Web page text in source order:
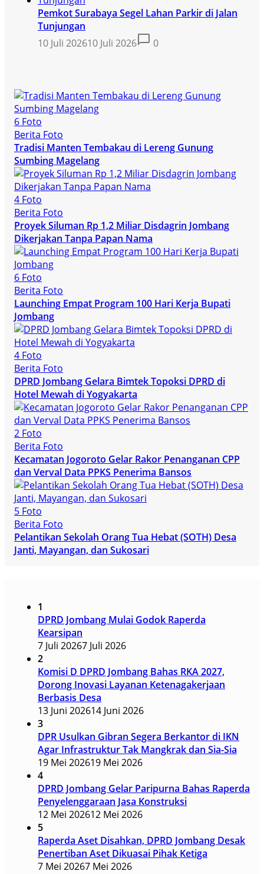
Pemkot Surabaya Segel Lahan Parkir di Jalan
Tunjungan
10 Juli 202610 Juli 2026 0
6 Foto
Berita Foto
Tradisi Manten Tembakau di Lereng Gunung
Sumbing Magelang
4 Foto
Berita Foto
Proyek Siluman Rp 1,2 Miliar Disdagrin Jombang
Dikerjakan Tanpa Papan Nama
6 Foto
Berita Foto
Launching Empat Program 100 Hari Kerja Bupati
Jombang
4 Foto
Berita Foto
DPRD Jombang Gelara Bimtek Topoksi DPRD di
Hotel Mewah di Yogyakarta
2 Foto
Berita Foto
Kecamatan Jogoroto Gelar Rakor Penanganan CPP
dan Verval Data PPKS Penerima Bansos
5 Foto
Berita Foto
Pelantikan Sekolah Orang Tua Hebat (SOTH) Desa
Janti, Mayangan, dan Sukosari
1
DPRD Jombang Mulai Godok Raperda
Kearsipan
7 Juli 20267 Juli 2026
2
Komisi D DPRD Jombang Bahas RKA 2027,
Dorong Inovasi Layanan Ketenagakerjaan
Berbasis Desa
13 Juni 202614 Juni 2026
3
DPR Usulkan Gibran Segera Berkantor di IKN
Agar Infrastruktur Tak Mangkrak dan Sia-Sia
19 Mei 202619 Mei 2026
4
DPRD Jombang Gelar Paripurna Bahas Raperda
Penyelenggaraan Jasa Konstruksi
12 Mei 202612 Mei 2026
5
Raperda Aset Disahkan, DPRD Jombang Desak
Penertiban Aset Dikuasai Pihak Ketiga
7 Mei 20267 Mei 2026